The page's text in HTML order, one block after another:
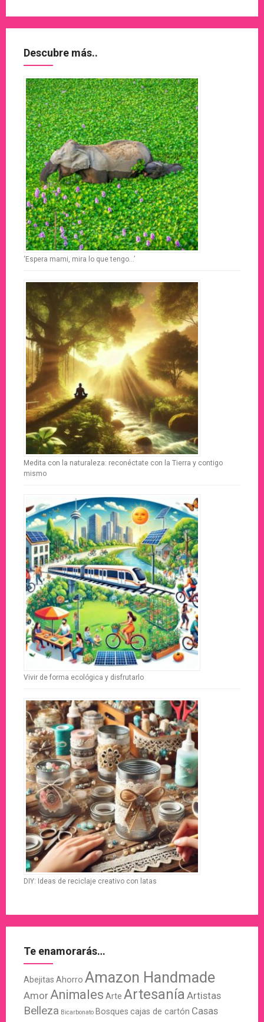
Descubre más..
‘Espera mami, mira lo que tengo…’
Medita con la naturaleza: reconéctate con la Tierra y contigo
mismo
Vivir de forma ecológica y disfrutarlo
DIY: Ideas de reciclaje creativo con latas
Te enamorarás…
Abejitas Ahorro Amazon Handmade
Amor Animales Arte Artesanía Artistas
Belleza Bicarbonato Bosques cajas de cartón Casas